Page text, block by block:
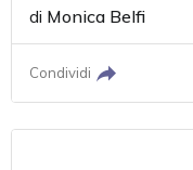
di Monica Belfi
Condividi